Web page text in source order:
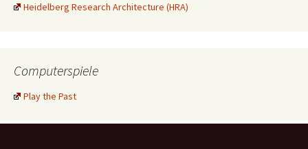
Heidelberg Research Architecture (HRA)
Computerspiele
Play the Past